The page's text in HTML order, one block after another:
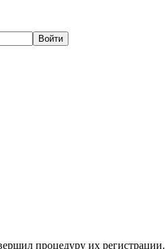
процедуру их регистрации.